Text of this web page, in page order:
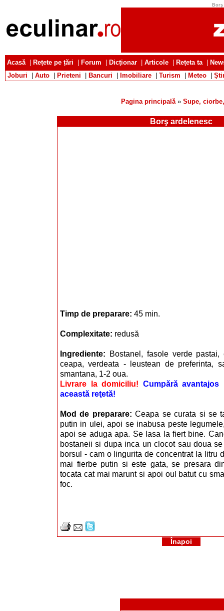
Acasă| Rețete pe țări Forum Dicționar Articole Rețeta ta|
Joburi
Auto Prieteni Bancuri Imobiliare Turism Meteo
Pagina principală» Supe,
Borş ardelenesc
Timp de preparare: 45 min.
Complexitate: redusă
Ingrediente: Bostanel, fasole verde pastai,
ceapa, verdeata - leustean de preferinta,
smantana, 1-2 oua.
Livrare la domiciliu! Cumpără avantajos
această reţetă!
Mod de preparare:Ceapa se curata si se
putin in ulei, apoi se inabusa peste
apoi se aduga apa. Se lasa la fiert bine.
bostaneii si dupa inca un clocot sau doua
borsul - cam o lingurita de concentrat la litru
mai fierbe putin si este gata, se presara
tocata cat mai marunt si apoi oul batut cu
foc.
Înapoi